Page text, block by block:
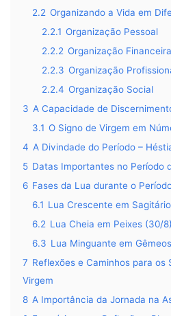
2.2 Organizando a Vida em
2.2.1 Organização Pessoal
2.2.2 Organização Financeira
2.2.3 Organização
2.2.4 Organização Social
3 A Capacidade de
3.1 O Signo de Virgem em
4 A Divindade do Período –
5 Datas Importantes no Período
6 Fases da Lua durante o
6.1 Lua Crescente em
6.2 Lua Cheia em Peixes (30/8)
6.3 Lua Minguante em
7 Reflexões e Caminhos para os
Virgem
8 A Importância da Jornada na